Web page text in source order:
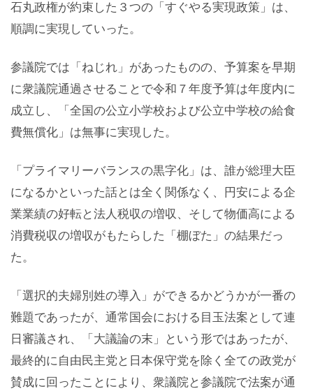
石丸政権が約束した３つの「すぐやる実現政策」は、
順調に実現していった。
参議院では「ねじれ」があったものの、予算案を早期
に衆議院通過させることで令和７年度予算は年度内に
成立し、「全国の公立小学校および公立中学校の給食
費無償化」は無事に実現した。
「プライマリーバランスの黒字化」は、誰が総理大臣
になるかといった話とは全く関係なく、円安による企
業業績の好転と法人税収の増収、そして物価高による
消費税収の増収がもたらした「棚ぼた」の結果だっ
た。
「選択的夫婦別姓の導入」ができるかどうかが一番の
難題であったが、通常国会における目玉法案として連
日審議され、「大議論の末」という形ではあったが、
最終的に自由民主党と日本保守党を除く全ての政党が
賛成に回ったことにより、衆議院と参議院で法案が通